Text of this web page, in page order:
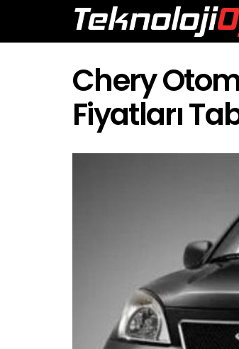
Chery
Fiyatları